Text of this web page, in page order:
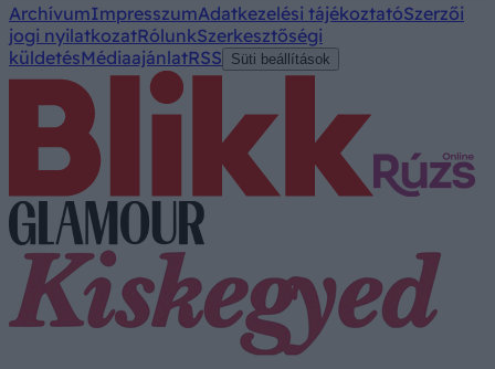
ArchívumImpresszumAdatkezelési tájékoztatóSzerzői
jogi nyilatkozatRólunkSzerkesztőségi
küldetésMédiaajánlatRSS Süti beállítások